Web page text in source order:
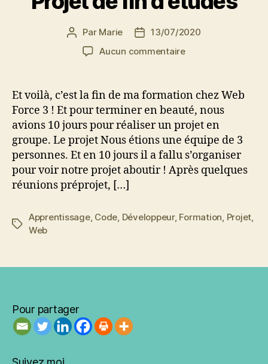
Auteur
l’article
Par Marie
Date13/07/2020
Aucun commentairesur
d’études
Et voilà, c’est la fin de ma formation chez Web
Force 3 ! Et pour terminer en beauté, nous
avions 10 jours pour réaliser un projet en
groupe. Le projet Nous étions une équipe de 3
personnes. Et en 10 jours il a fallu s’organiser
pour voir notre projet aboutir ! Après quelques
réunions préprojet, […]
Étiquettes
Apprentissage, Code Développeur, Formation Projet
Web
Pour partager